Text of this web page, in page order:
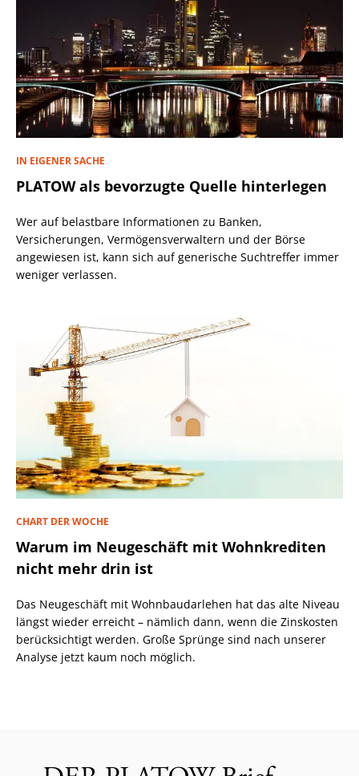
IN EIGENER SACHE
PLATOW als bevorzugte Quelle hinterlegen
Wer auf belastbare Informationen zu Banken,
Versicherungen, Vermögensverwaltern und der Börse
angewiesen ist, kann sich auf generische Suchtreffer immer
weniger verlassen.
CHART DER WOCHE
Warum im Neugeschäft mit Wohnkrediten
nicht mehr drin ist
Das Neugeschäft mit Wohnbaudarlehen hat das alte Niveau
längst wieder erreicht – nämlich dann, wenn die Zinskosten
berücksichtigt werden. Große Sprünge sind nach unserer
Analyse jetzt kaum noch möglich.